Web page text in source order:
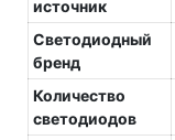
источник
Светодиодный
бренд
Количество
светодиодов